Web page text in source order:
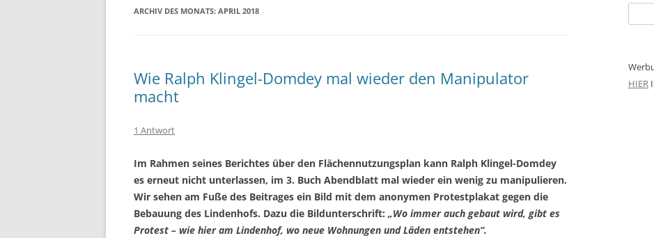
ARCHIV DES MONATS: APRIL 2018
Wie Ralph Klingel-Domdey mal wieder den Manipulator
macht
1 Antwort
Im Rahmen seines Berichtes über den Flächennutzungsplan kann Ralph Klingel-Domdey
es erneut nicht unterlassen, im 3. Buch Abendblatt mal wieder ein wenig zu manipulieren.
Wir sehen am Fuße des Beitrages ein Bild mit dem anonymen Protestplakat gegen die
Bebauung des Lindenhofs. Dazu die Bildunterschrift: „Wo immer auch gebaut wird, gibt es
Protest – wie hier am Lindenhof, wo neue Wohnungen und Läden entstehen“.
nach:
HIER